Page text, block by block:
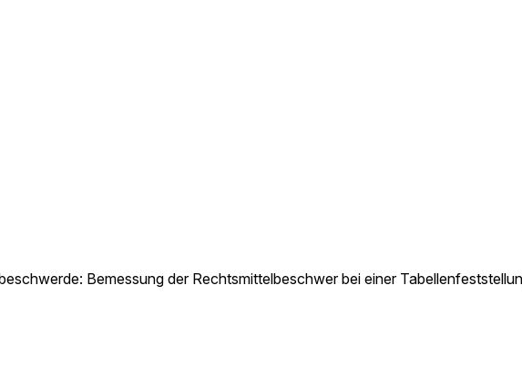
Bemessung der Rechtsmittelbeschwer bei einer